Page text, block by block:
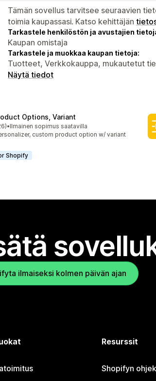
Tämän sovellus tarvitsee seuraavien
toimia kaupassasi. Katso kehittäjän
Tarkastele henkilöstön ja avustajien
Kaupan omistaja
Tarkastele ja muokkaa kaupan tietoja:
Tuotteet, Verkkokauppa, mukautetut
Näytä tiedot
Options, Variant
yhteensä
•Ilmainen sopimus saatavilla
custom product option w/ variant
Shopify
ilmaiseksi kolmen päivän ajan
Resurssit
Shopifyn